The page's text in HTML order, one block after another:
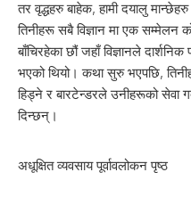
तर वृद्धहरु बाहेक, हामी दयालु
तिनीहरू सबै विज्ञान मा एक सम्मेलन
बाँचिरहेका छौं जहाँ विज्ञानले
भएको थियो। कथा सुरु भएपछि,
हिड्ने र बारटेन्डरले उनीहरूको सेवा
दिन्छन्।
अधूक्षित व्यवसाय पूर्वावलोकन पृष्ठ